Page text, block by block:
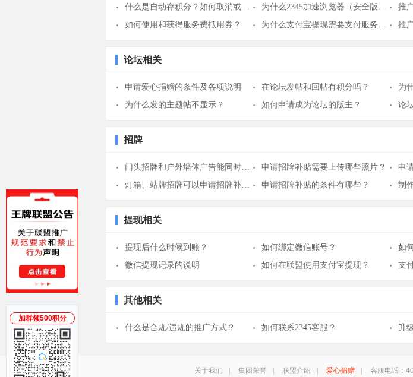
什么是自动存积分？如何取消或者取出？ 为什么2345加速浏览器（安全版）没有计费？
如何使用和获得服务费抵用券？
为什么支付宝提现需要支付服务费？ 推
论坛相关
申请爱心捐赠的条件及各项说明 在论坛发帖和回帖有积分吗？
为
为什么发的主题帖不显示？
如何申请成为论坛的版主？ 论
招牌
门头招牌和户外墙体广告能同时申请吗？ 申请招牌补贴需要上传哪些照片？
灯箱、站牌招牌可以申请招牌补贴吗？
申请招牌补贴的条件有哪些？ 制
提现相关
提现后什么时候到账？ 如何绑定微信账号？
如
微信提现记录的说明
如何在联盟使用支付宝提现？ 支
其他相关
什么是合规/违规的推广方式？ 如何联系2345客服？ 升
关于我们 集团荣誉 联盟介绍 爱心捐赠 客服电话：
加群领500积分